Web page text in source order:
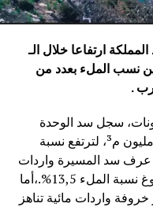
ارتفاعا خلال الـ
نسب الملء بعدد من
.
سجل سد الوحدة
أعلى واردات مائية، حيث تبلغ 102,6 مليون م³، لترتفع نسبة
سطات، عرف سد المسيرة واردات
مائية تصل إلى 18,4 مليون م³، مع بلوغ نسبة الملء 13,5%.،أما
واردات مائية تناهز